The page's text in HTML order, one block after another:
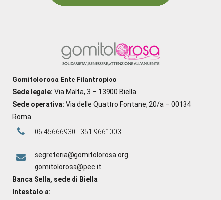
Gomitolorosa Ente Filantropico
Sede legale: Via Malta, 3 – 13900 Biella
Sede operativa: Via delle Quattro Fontane, 20/a – 00184
Roma
06 45666930 - 351 9661003
segreteria@gomitolorosa.org
gomitolorosa@pec.it
Banca Sella, sede di Biella
Intestato a: